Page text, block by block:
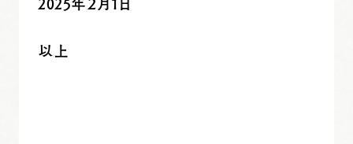
以上